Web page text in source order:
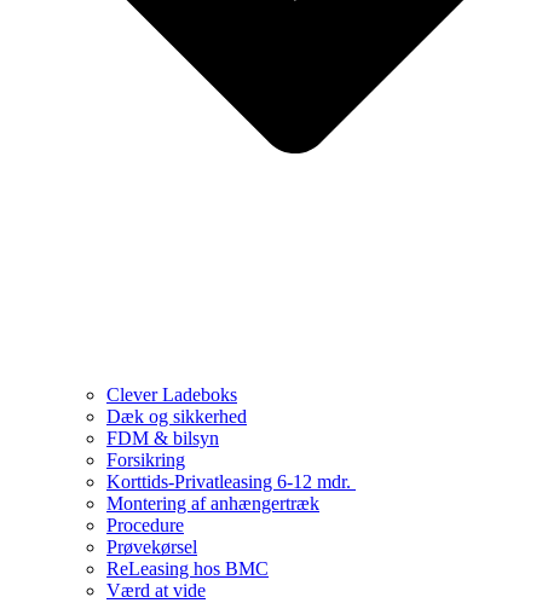
Clever Ladeboks
Dæk og sikkerhed
FDM & bilsyn
Forsikring
Korttids-Privatleasing 6-12 mdr.
Montering af anhængertræk
Procedure
Prøvekørsel
ReLeasing hos BMC
Værd at vide